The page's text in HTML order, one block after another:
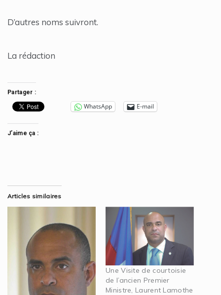
D’autres noms suivront.
La rédaction
Partager :
WhatsApp E-mail
J’aime ça :
Articles similaires
Une Visite de courtoisie
de l’ancien Premier
Ministre, Laurent Lamothe